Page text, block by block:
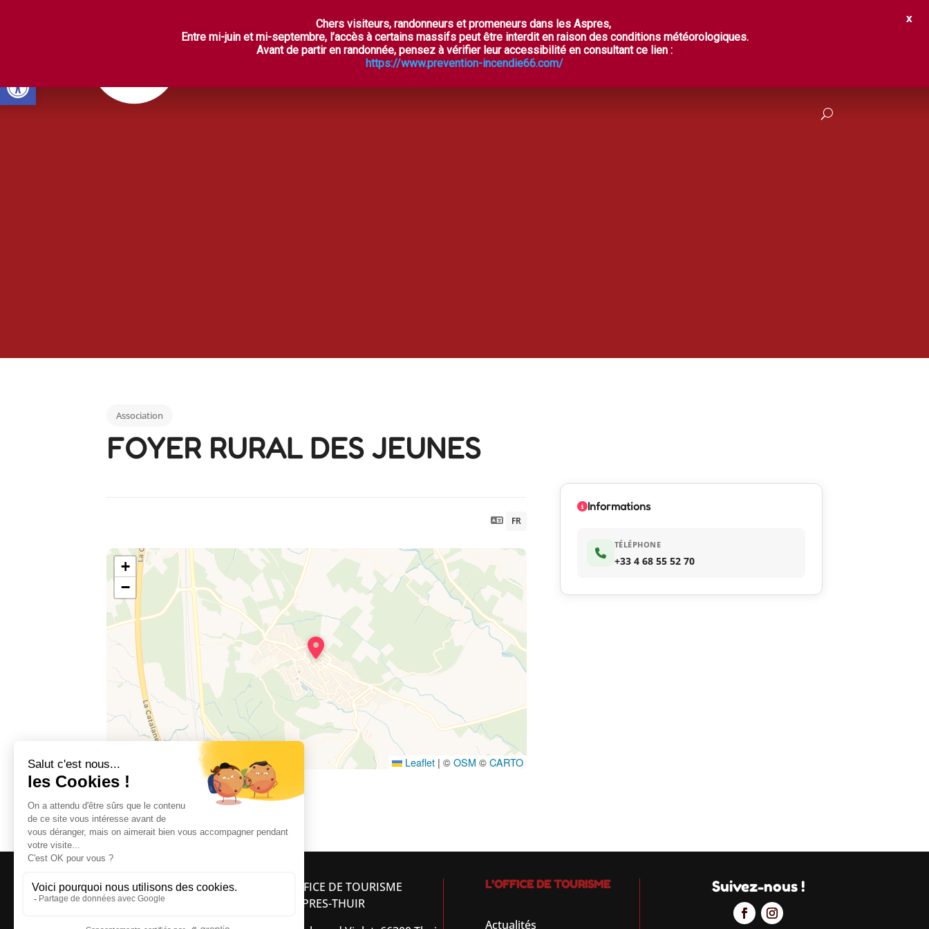
LES ASPRES SECRÈTES À VOIR, À FAIRE OÙ DORMIR ?
Association
FOYER RURAL DES JEUNES
FR
+
−
Leaflet | ©OSM ©CARTO
66300 BANYULS-DELS-ASPRES
Informations
TÉLÉPHONE
+33 4 68 55 52 70
OFFICE DE TOURISME
ASPRES-THUIR
L’OFFICE DE TOURISME
Actualités
Suivez-nous !
Chers visiteurs, randonneurs et promeneurs dans les Aspres,
Entre mi-juin et mi-septembre, l’accès à certains massifs peut être interdit en raison des conditions météorologiques.
Avant de partir en randonnée, pensez à vérifier leur accessibilité en consultant ce lien :
https://www.prevention-incendie66.com/